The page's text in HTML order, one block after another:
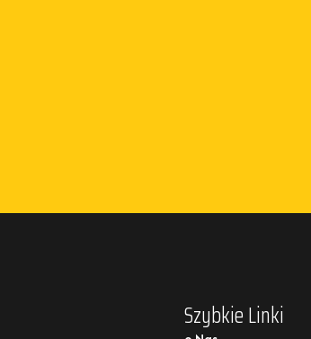
Szybkie Linki